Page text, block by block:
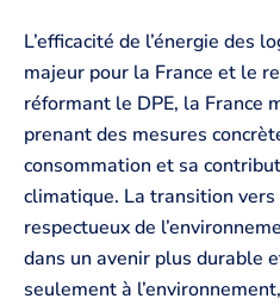
L’efficacité de l’énergie des
majeur pour la France et le
réformant le DPE, la France
prenant des mesures
consommation et sa
climatique. La transition
respectueux de
dans un avenir plus durable
seulement à